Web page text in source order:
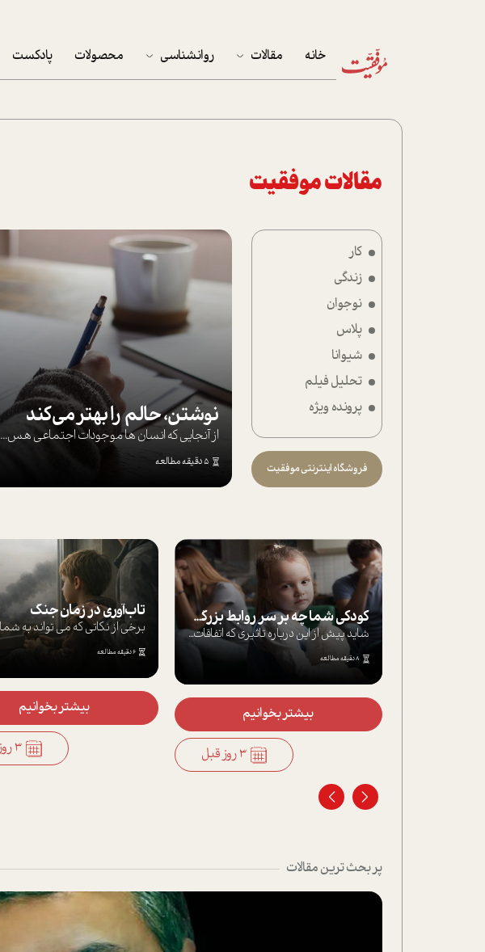
خانه مقالات
پرونده ویژه
داستان
روانشناسی محصولات پادکست
مقالات موفقیت
کار
زندگی
نوجوان
پلاس
شیوانا
تحلیل فیلم
پرونده ویژه
فروشگاه اینترنتی موفقیت
نوشتن، حالم را بهتر می‌کند
از آنجایی که انسان ها موجودات اجتماعی هس...
5 دقیقه مطالعه
کودکی شما چه بر سر روابط بزرگسالی‌تان می‌آورد؟
از این درباره تاثیری که اتفاقات...
تاب‌آوری در زمان جنگ
برخی از نکاتی که می تواند به شما در آموز...
بیشتر بخوانیم
پر بحث ترین مقالات